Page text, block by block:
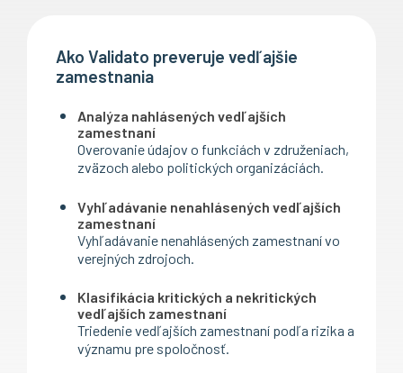
Ako Validato preveruje vedľajšie
zamestnania
Analýza nahlásených vedľajších
zamestnaní
Overovanie údajov o funkciách v združeniach,
zväzoch alebo politických organizáciách.
Vyhľadávanie nenahlásených vedľajších
zamestnaní
Vyhľadávanie nenahlásených zamestnaní vo
verejných zdrojoch.
Klasifikácia kritických a nekritických
vedľajších zamestnaní
Triedenie vedľajších zamestnaní podľa rizika a
významu pre spoločnosť.